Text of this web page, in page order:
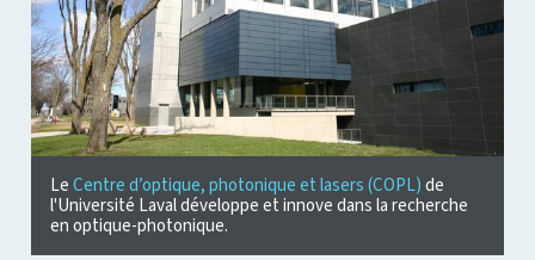
Le Centre d’optique, photonique et lasers (COPL) de
l'Université Laval développe et innove dans la recherche
en optique-photonique.